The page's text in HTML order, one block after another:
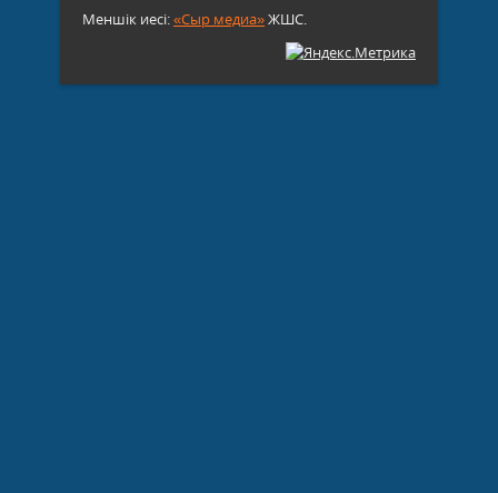
Меншік иесі:«Сыр медиа»ЖШС.